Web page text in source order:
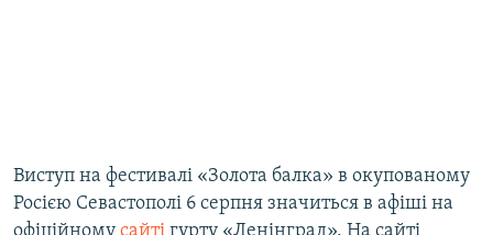
Виступ на фестивалі «Золота балка» в окупованому
Росією Севастополі 6 серпня значиться в афіші на